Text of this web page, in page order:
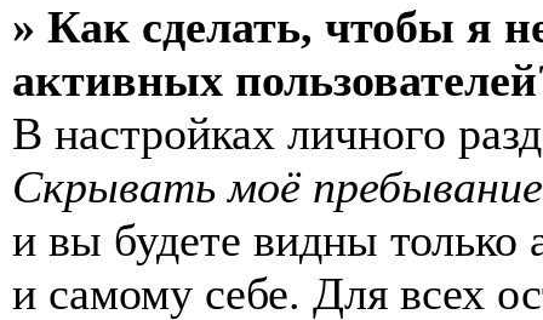
» Как сделать, чтобы я
активных
В настройках личного
Скрывать моё
и вы будете видны только
и самому себе. Для всех